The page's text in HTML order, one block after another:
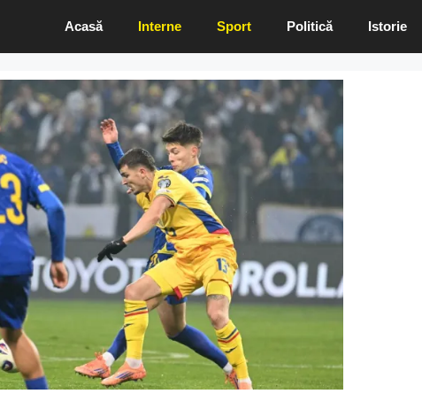
Acasă Interne Sport Politică Istorie